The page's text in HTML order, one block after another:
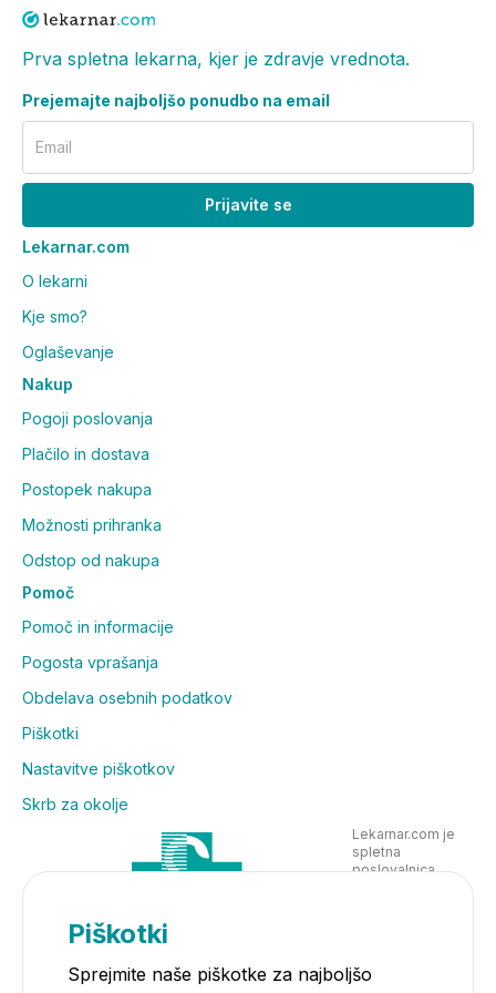
Prva spletna lekarna, kjer je zdravje vrednota.
Prejemajte najboljšo ponudbo na email
Email
Prijavite se
Lekarnar.com
O lekarni
Kje smo?
Oglaševanje
Nakup
Pogoji poslovanja
Plačilo in dostava
Postopek nakupa
Možnosti prihranka
Odstop od nakupa
Pomoč
Pomoč in informacije
Pogosta vprašanja
Obdelava osebnih podatkov
Piškotki
Nastavitve piškotkov
Skrb za okolje
Lekarnar.com je
spletna
poslovalnica
Piškotki
Sprejmite naše piškotke za najboljšo